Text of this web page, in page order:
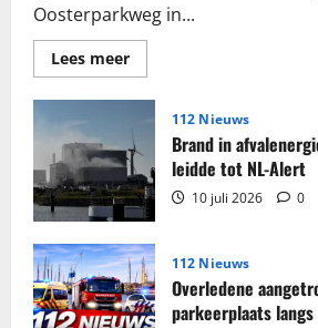
Oosterparkweg in...
Lees meerLees
meer
Grote
sigaretten
en
tabak
in
beslag
genomen
in
woning
Harlingen
112 Nieuws
Brand in
leidde tot NL-Alert
10 juli 2026 0
112 Nieuws
Overledene
parkeerplaats